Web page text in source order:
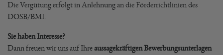
Die Vergütung erfolgt in Anlehnung an die Förderrichtlinien des
DOSB/BMI.
Sie haben Interesse?
Dann freuen wir uns auf Ihreaussagekräftigen Bewerbungsunterlagen